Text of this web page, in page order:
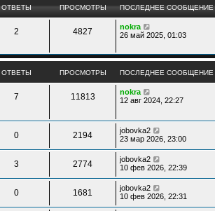
ОТВЕТЫ ПРОСМОТРЫ ПОСЛЕДНЕЕ СООБЩЕНИЕ
2 4827
nokra
26 май 2025, 01:03
ОТВЕТЫ ПРОСМОТРЫ ПОСЛЕДНЕЕ СООБЩЕНИЕ
7 11813
nokra
12 авг 2024, 22:27
0 2194
jobovka2
23 мар 2026, 23:00
3 2774
jobovka2
10 фев 2026, 22:39
0 1681
jobovka2
10 фев 2026, 22:31